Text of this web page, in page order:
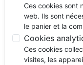
Ces cookies sont
web. Ils sont
le panier et la
Cookies
Ces cookies
visites, les